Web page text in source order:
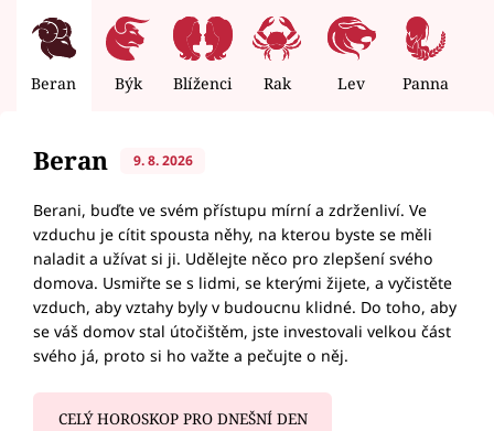
Beran Býk Blíženci Rak Lev Panna
Beran 9. 8. 2026
Berani, buďte ve svém přístupu mírní a zdrženliví. Ve
vzduchu je cítit spousta něhy, na kterou byste se měli
naladit a užívat si ji. Udělejte něco pro zlepšení svého
domova. Usmiřte se s lidmi, se kterými žijete, a vyčistěte
vzduch, aby vztahy byly v budoucnu klidné. Do toho, aby
se váš domov stal útočištěm, jste investovali velkou část
svého já, proto si ho važte a pečujte o něj.
CELÝ HOROSKOP PRO DNEŠNÍ DEN